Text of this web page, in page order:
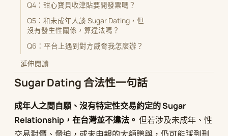
Q4：甜心寶貝收津貼要開發票嗎？
Q5：和未成年人談 Sugar Dating，但
沒有發生性關係，算違法嗎？
Q6：平台上遇到對方威脅我怎麼辦？
延伸閱讀
Sugar Dating 合法性一句話
成年人之間自願、沒有特定性交易約定的 Sugar
Relationship，在台灣並不違法。 但若涉及未成年、性